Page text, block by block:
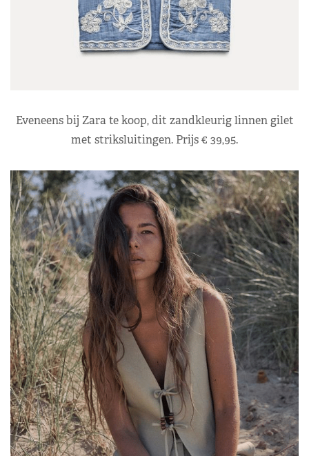
Eveneens bij Zara te koop, dit zandkleurig linnen gilet
met striksluitingen. Prijs € 39,95.